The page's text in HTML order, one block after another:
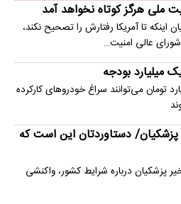
ملی هرگز کوتاه نخواهد آمد
اینکه تا آمریکا رفتارش را تصحیح نکند،
عالی امنیت…
میلیارد بودجه
تومان می‌توانند سراغ خودروهای کارکرده
پزشکیان/ دستاوردتان این است که
پزشکیان درباره شرایط کشور، واکنشی